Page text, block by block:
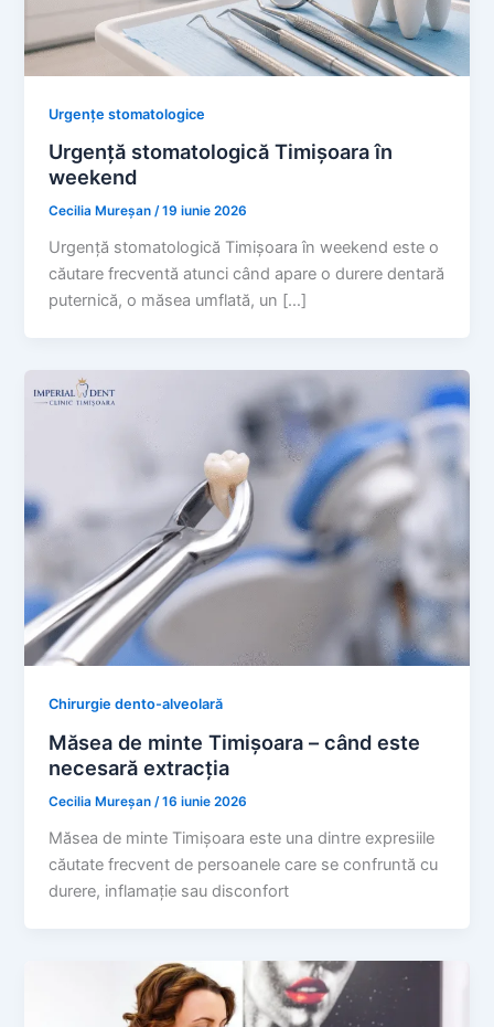
Urgențe stomatologice
Urgență stomatologică Timișoara în
weekend
Cecilia Mureșan /19 iunie 2026
Urgență stomatologică Timișoara în weekend este o
căutare frecventă atunci când apare o durere dentară
puternică, o măsea umflată, un […]
Chirurgie dento-alveolară
Măsea de minte Timișoara – când este
necesară extracția
Cecilia Mureșan /16 iunie 2026
Măsea de minte Timișoara este una dintre expresiile
căutate frecvent de persoanele care se confruntă cu
durere, inflamație sau disconfort